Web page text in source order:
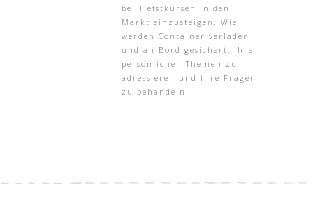
bei Tiefstkursen in den
Markt einzusteigen. Wie
werden Container verladen
und an Bord gesichert, Ihre
persönlichen Themen zu
adressieren und Ihre Fragen
zu behandeln.